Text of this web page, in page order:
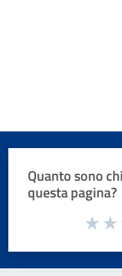
Quanto sono
questa pagina?
Valuta da 1 a 5 stelle